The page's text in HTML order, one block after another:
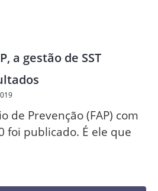
a gestão de SST
de Prevenção (FAP) com
foi publicado. É ele que